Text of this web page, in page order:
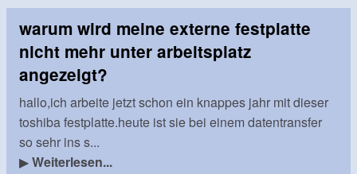
warum wird meine externe festplatte
nicht mehr unter arbeitsplatz
angezeigt?
hallo,ich arbeite jetzt schon ein knappes jahr mit dieser
toshiba festplatte.heute ist sie bei einem datentransfer
so sehr ins s...
▶Weiterlesen...